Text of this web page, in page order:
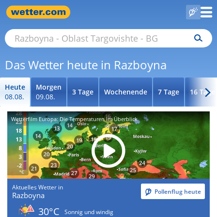
Das Wetter heute in Razboyna
Heute
08.08.
Morgen
09.08.
3 Tage Wochenende 7 Tage 16 Tage
Wetterfilm Europa: Die Temperaturen im Überblick
Aktuelles Wetter in
Razboyna Pollenflug heute
30°C
Sonnig und windig